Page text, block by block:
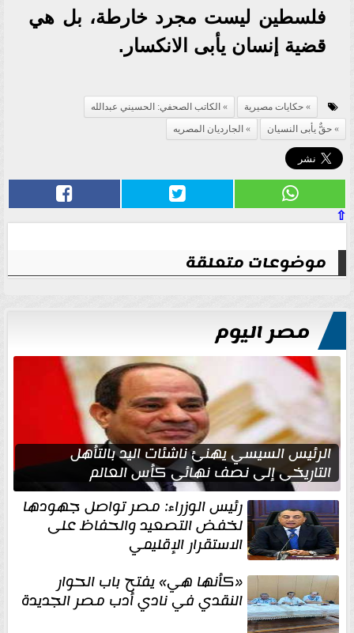
​فلسطين ليست مجرد خارطة، بل هي
قضية إنسان يأبى الانكسار.
حكايات مصيرية
الكاتب الصحفي: الحسيني عبدالله
​حقٌّ يأبى النسيان
الجارديان المصريه
⇧
موضوعات متعلقة
مصر اليوم
الرئيس السيسي يهنئ ناشئات اليد بالتأهل
التاريخي إلى نصف نهائي كأس العالم
رئيس الوزراء: مصر تواصل جهودها
لخفض التصعيد والحفاظ على
الاستقرار الإقليمي
«كأنها هي» يفتح باب الحوار
النقدي في نادي أدب مصر الجديدة